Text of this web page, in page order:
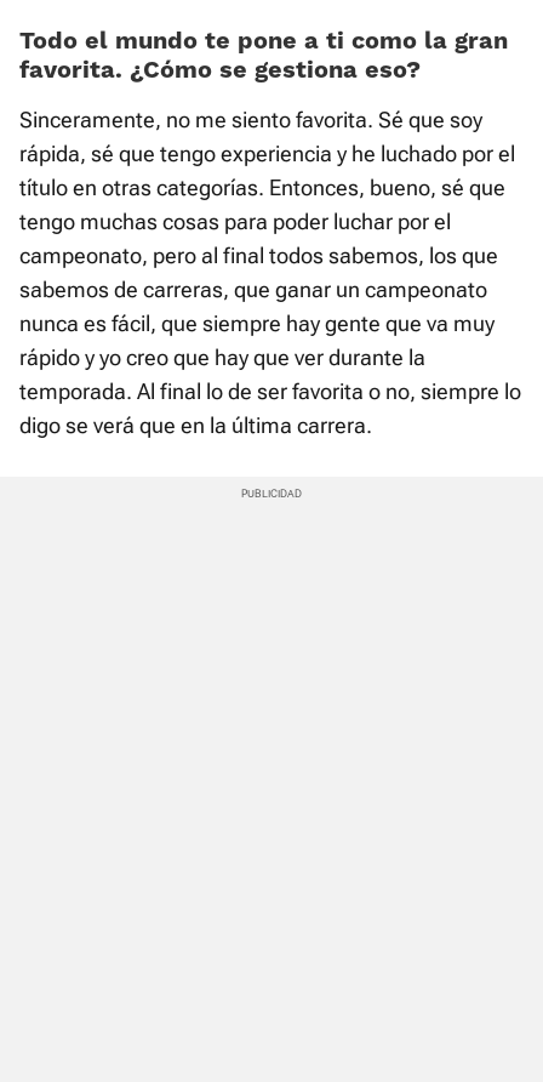
Todo el mundo te pone a ti como la gran
favorita. ¿Cómo se gestiona eso?
Sinceramente, no me siento favorita. Sé que soy
rápida, sé que tengo experiencia y he luchado por el
título en otras categorías. Entonces, bueno, sé que
tengo muchas cosas para poder luchar por el
campeonato, pero al final todos sabemos, los que
sabemos de carreras, que ganar un campeonato
nunca es fácil, que siempre hay gente que va muy
rápido y yo creo que hay que ver durante la
temporada. Al final lo de ser favorita o no, siempre lo
digo se verá que en la última carrera.